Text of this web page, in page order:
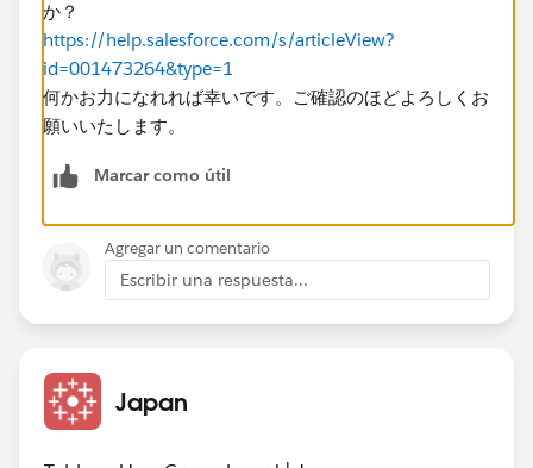
か？
https://help.salesforce.com/s/articleView?
id=001473264&type=1
何かお力になれれば幸いです。ご確認のほどよろしくお
願いいたします。
Marcar como útil
Agregar un comentario
Escribir una respuesta...
Japan